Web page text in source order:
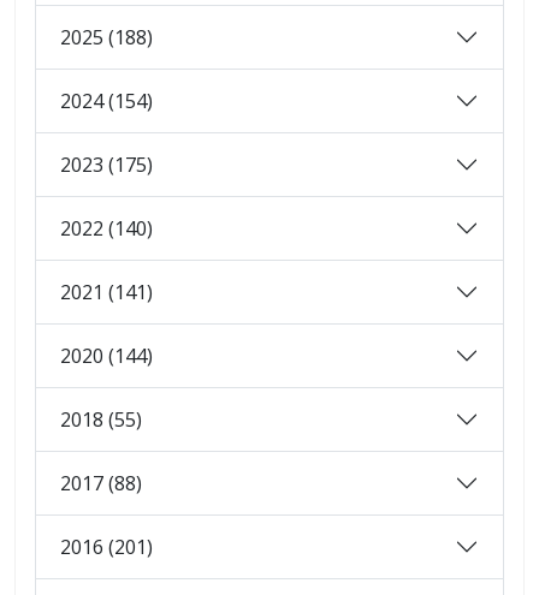
2025 (188)
2024 (154)
2023 (175)
2022 (140)
2021 (141)
2020 (144)
2018 (55)
2017 (88)
2016 (201)